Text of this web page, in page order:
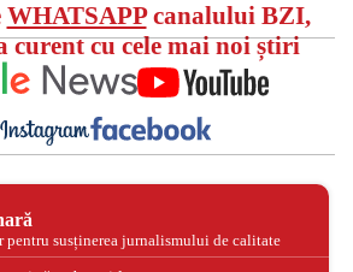
WHATSAPPcanalului BZI,
curent cu cele mai noi știri
pentru susținerea jurnalismului de calitate